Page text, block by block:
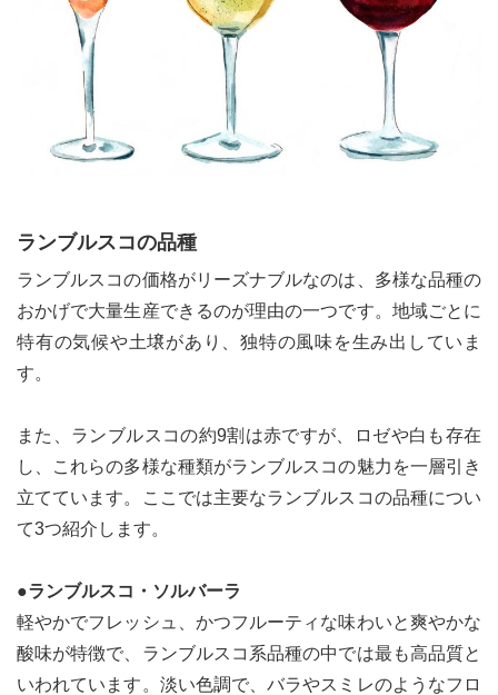
ランブルスコの品種
ランブルスコの価格がリーズナブルなのは、多様な品種の
おかげで大量生産できるのが理由の一つです。地域ごとに
特有の気候や土壌があり、独特の風味を生み出していま
す。
また、ランブルスコの約9割は赤ですが、ロゼや白も存在
し、これらの多様な種類がランブルスコの魅力を一層引き
立てています。ここでは主要なランブルスコの品種につい
て3つ紹介します。
●ランブルスコ・ソルバーラ
軽やかでフレッシュ、かつフルーティな味わいと爽やかな
酸味が特徴で、ランブルスコ系品種の中では最も高品質と
いわれています。淡い色調で、バラやスミレのようなフロ